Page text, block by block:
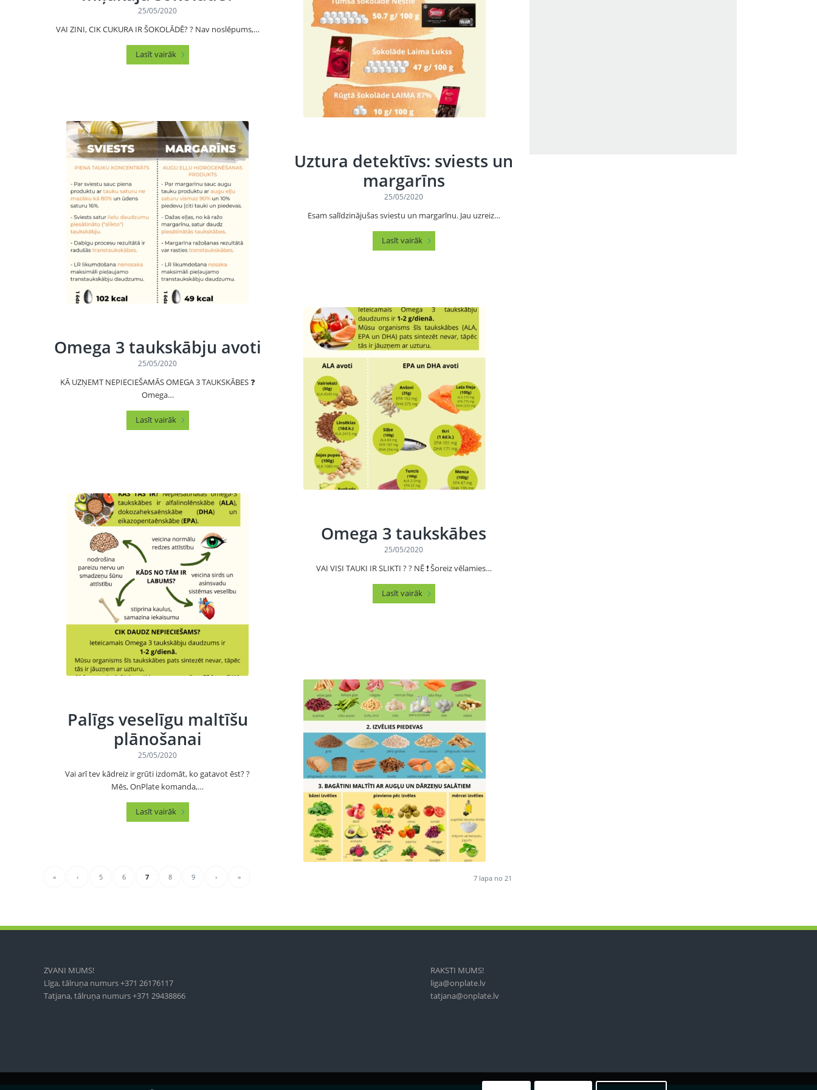
25/05/2020
VAI ZINI, CIK CUKURA IR ŠOKOLĀDĒ? ? Nav noslēpums,…
Lasīt vairāk
Uztura detektīvs: sviests un
margarīns
25/05/2020
Esam salīdzinājušas sviestu un margarīnu. Jau uzreiz…
Lasīt vairāk
Omega 3 taukskābju avoti
25/05/2020
KĀ UZŅEMT NEPIECIEŠAMĀS OMEGA 3 TAUKSKĀBES ❓
Omega…
Lasīt vairāk
Omega 3 taukskābes
25/05/2020
VAI VISI TAUKI IR SLIKTI ? ? NĒ ❗️ Šoreiz vēlamies…
Lasīt vairāk
Palīgs veselīgu maltīšu
plānošanai
25/05/2020
Vai arī tev kādreiz ir grūti izdomāt, ko gatavot ēst? ?
Mēs, OnPlate komanda,…
Lasīt vairāk
7 lapa no 21
« ‹ 5 6 7 8 9 › »
ZVANI MUMS!
Līga, tālruņa numurs +371 26176117
Tatjana, tālruņa numurs +371 29438866
RAKSTI MUMS!
liga@onplate.lv
tatjana@onplate.lv